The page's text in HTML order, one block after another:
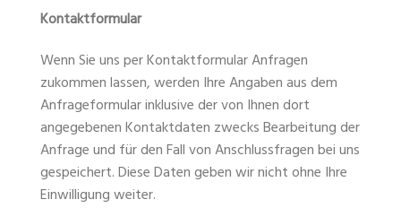
Kontaktformular
Wenn Sie uns per Kontaktformular Anfragen
zukommen lassen, werden Ihre Angaben aus dem
Anfrageformular inklusive der von Ihnen dort
angegebenen Kontaktdaten zwecks Bearbeitung der
Anfrage und für den Fall von Anschlussfragen bei uns
gespeichert. Diese Daten geben wir nicht ohne Ihre
Einwilligung weiter.